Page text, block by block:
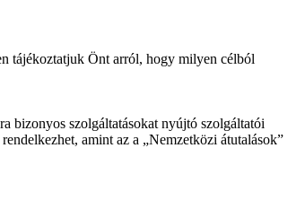
tájékoztatjuk Önt arról, hogy milyen célból
bizonyos szolgáltatásokat nyújtó szolgáltatói
amint az a „Nemzetközi átutalások”